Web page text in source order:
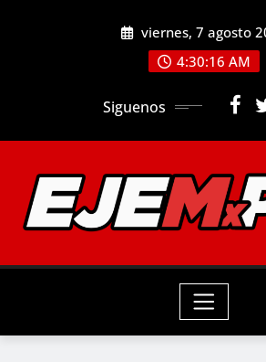
viernes, 7 agosto
4:30:18 AM
Siguenos